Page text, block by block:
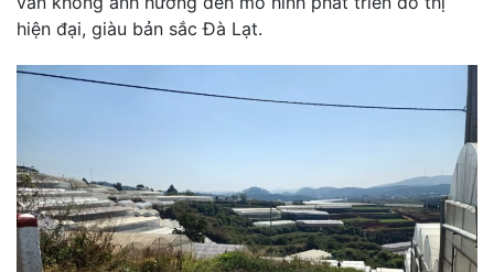
hiện đại, giàu bản sắc Đà Lạt.